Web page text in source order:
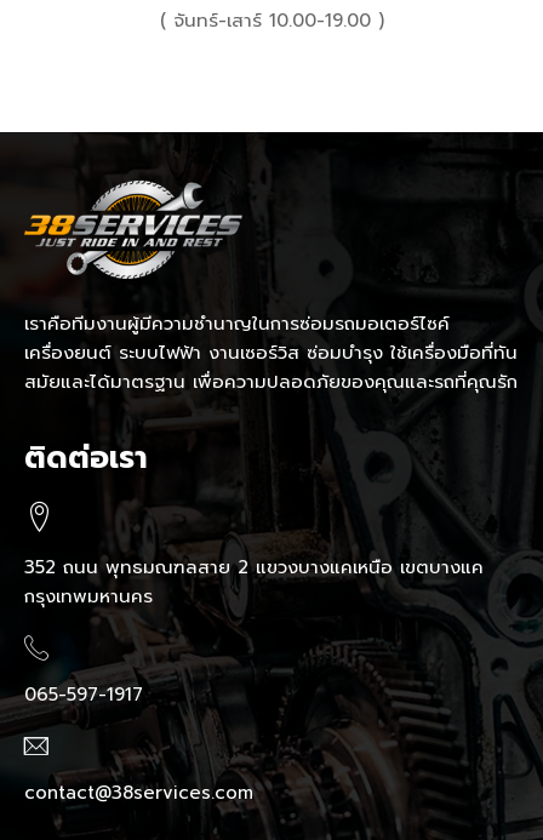
( จันทร์-เสาร์ 10.00-19.00 )
เราคือทีมงานผู้มีความชำนาญในการซ่อมรถมอเตอร์ไซค์
เครื่องยนต์ ระบบไฟฟ้า งานเซอร์วิส ซ่อมบำรุง ใช้เครื่องมือที่ทัน
สมัยและได้มาตรฐาน เพื่อความปลอดภัยของคุณและรถที่คุณรัก
ติดต่อเรา
352 ถนน พุทธมณฑลสาย 2 แขวงบางแคเหนือ เขตบางแค
กรุงเทพมหานคร
065-597-1917
contact@38services.com